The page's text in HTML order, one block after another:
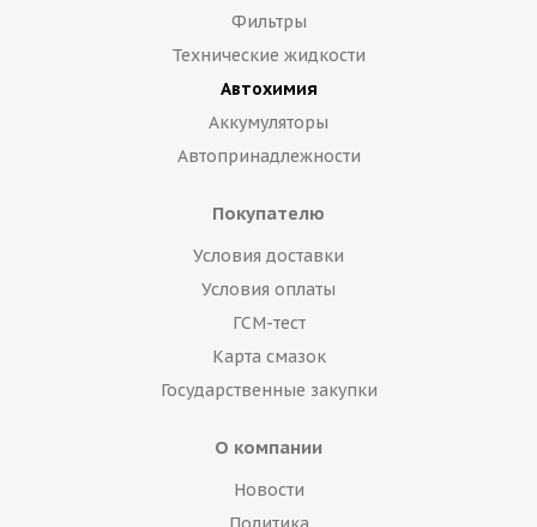
Фильтры
Технические жидкости
Автохимия
Аккумуляторы
Автопринадлежности
Покупателю
Условия доставки
Условия оплаты
ГСМ-тест
Карта смазок
Государственные закупки
О компании
Новости